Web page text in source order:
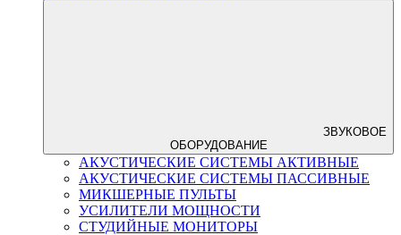
ЗВУКОВОЕ
ОБОРУДОВАНИЕ
АКУСТИЧЕСКИЕ СИСТЕМЫ АКТИВНЫЕ
АКУСТИЧЕСКИЕ СИСТЕМЫ ПАССИВНЫЕ
МИКШЕРНЫЕ ПУЛЬТЫ
УСИЛИТЕЛИ МОЩНОСТИ
СТУДИЙНЫЕ МОНИТОРЫ